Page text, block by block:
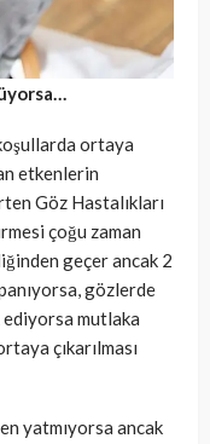
ortaya
etkenlerin
Göz Hastalıkları
çoğu zaman
geçer ancak 2
gözlerde
ediyorsa mutlaka
çıkarılması
yatmıyorsa ancak